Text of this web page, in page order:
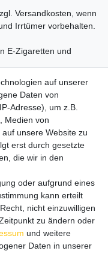
Versandkosten , wenn
Irrtümer vorbehalten.
E-Zigaretten und
wegen hoher
sein sollten.
Ihrer Telefonnummer
zurück.
Länder
ab 69 €
auf unserer
Daten von
Adresse), um z.B.
Medien von
unsere Website zu
erst durch gesetzte
die wir in den
oder aufgrund eines
kann erteilt
nicht einzuwilligen
zu ändern oder
und weitere
Daten in unserer